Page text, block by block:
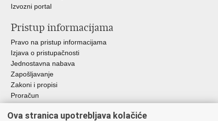
Izvozni portal
Pristup informacijama
Pravo na pristup informacijama
Izjava o pristupačnosti
Jednostavna nabava
Zapošljavanje
Zakoni i propisi
Proračun
RH
Ova stranica upotrebljava kolačiće